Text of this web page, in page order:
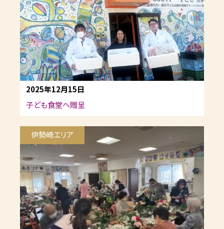
2025年12月15日
子ども食堂へ贈呈
伊勢崎エリア